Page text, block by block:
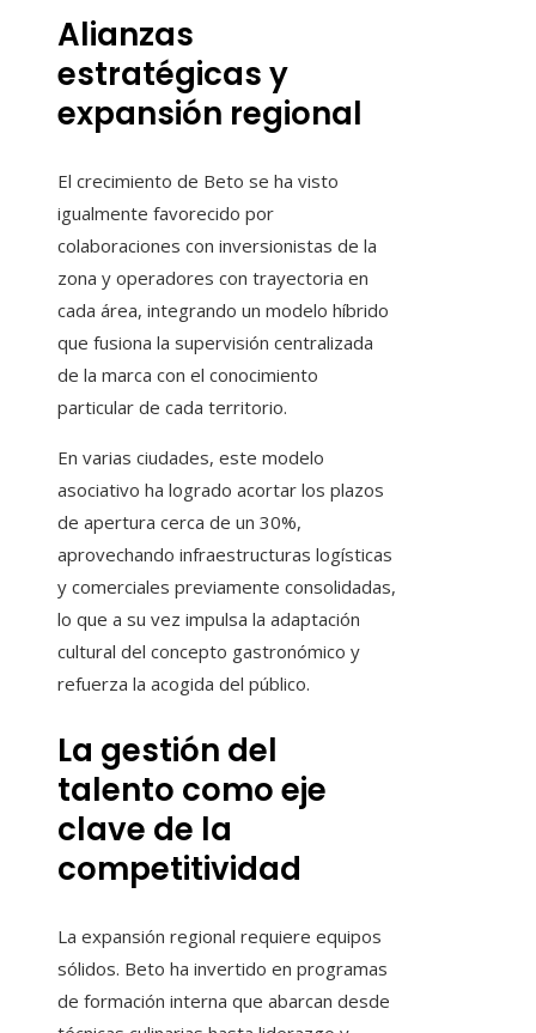
Alianzas
estratégicas y
expansión regional
El crecimiento de Beto se ha visto
igualmente favorecido por
colaboraciones con inversionistas de la
zona y operadores con trayectoria en
cada área, integrando un modelo híbrido
que fusiona la supervisión centralizada
de la marca con el conocimiento
particular de cada territorio.
En varias ciudades, este modelo
asociativo ha logrado acortar los plazos
de apertura cerca de un 30%,
aprovechando infraestructuras logísticas
y comerciales previamente consolidadas,
lo que a su vez impulsa la adaptación
cultural del concepto gastronómico y
refuerza la acogida del público.
La gestión del
talento como eje
clave de la
competitividad
La expansión regional requiere equipos
sólidos. Beto ha invertido en programas
de formación interna que abarcan desde